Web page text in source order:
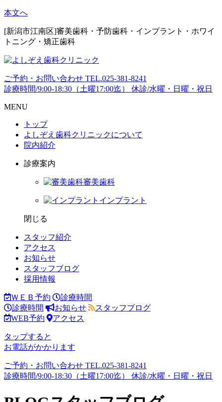
本文へ
[新潟市江南区]審美歯科・予防歯科・インプラント・ホワイ
トニング・矯正歯科
ご予約・お問い合わせ TEL.025-381-8241
診療時間/9:00-18:30（土曜17:00迄）
休診/水曜・日曜・祝日
MENU
トップ
よしぞえ歯科クリニックについて
院内紹介
診療案内
審美歯科
インプラント
閉じる
スタッフ紹介
アクセス
お知らせ
スタッフブログ
採用情報
ＷＥＢ予約
診療時間
診療時間
お知らせ
スタッフブログ
WEB予約
アクセス
タップすると
お電話がかかります
ご予約・お問い合わせ TEL.025-381-8241
診療時間/9:00-18:30（土曜17:00迄）
休診/水曜・日曜・祝日